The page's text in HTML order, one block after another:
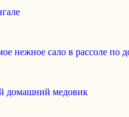
нежное сало в рассоле по
домашний медовик